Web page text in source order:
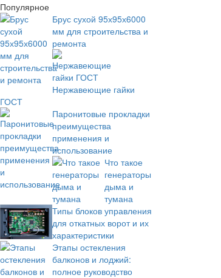
Популярное
Брус сухой 95х95х6000
мм для строительства и
ремонта
Нержавеющие гайки
ГОСТ
Паронитовые прокладки
преимущества
применения и
использование
Что такое
генераторы
дыма и
тумана
Типы блоков управления
для откатных ворот и их
характеристики
Этапы остекления
балконов и лоджий:
полное руководство